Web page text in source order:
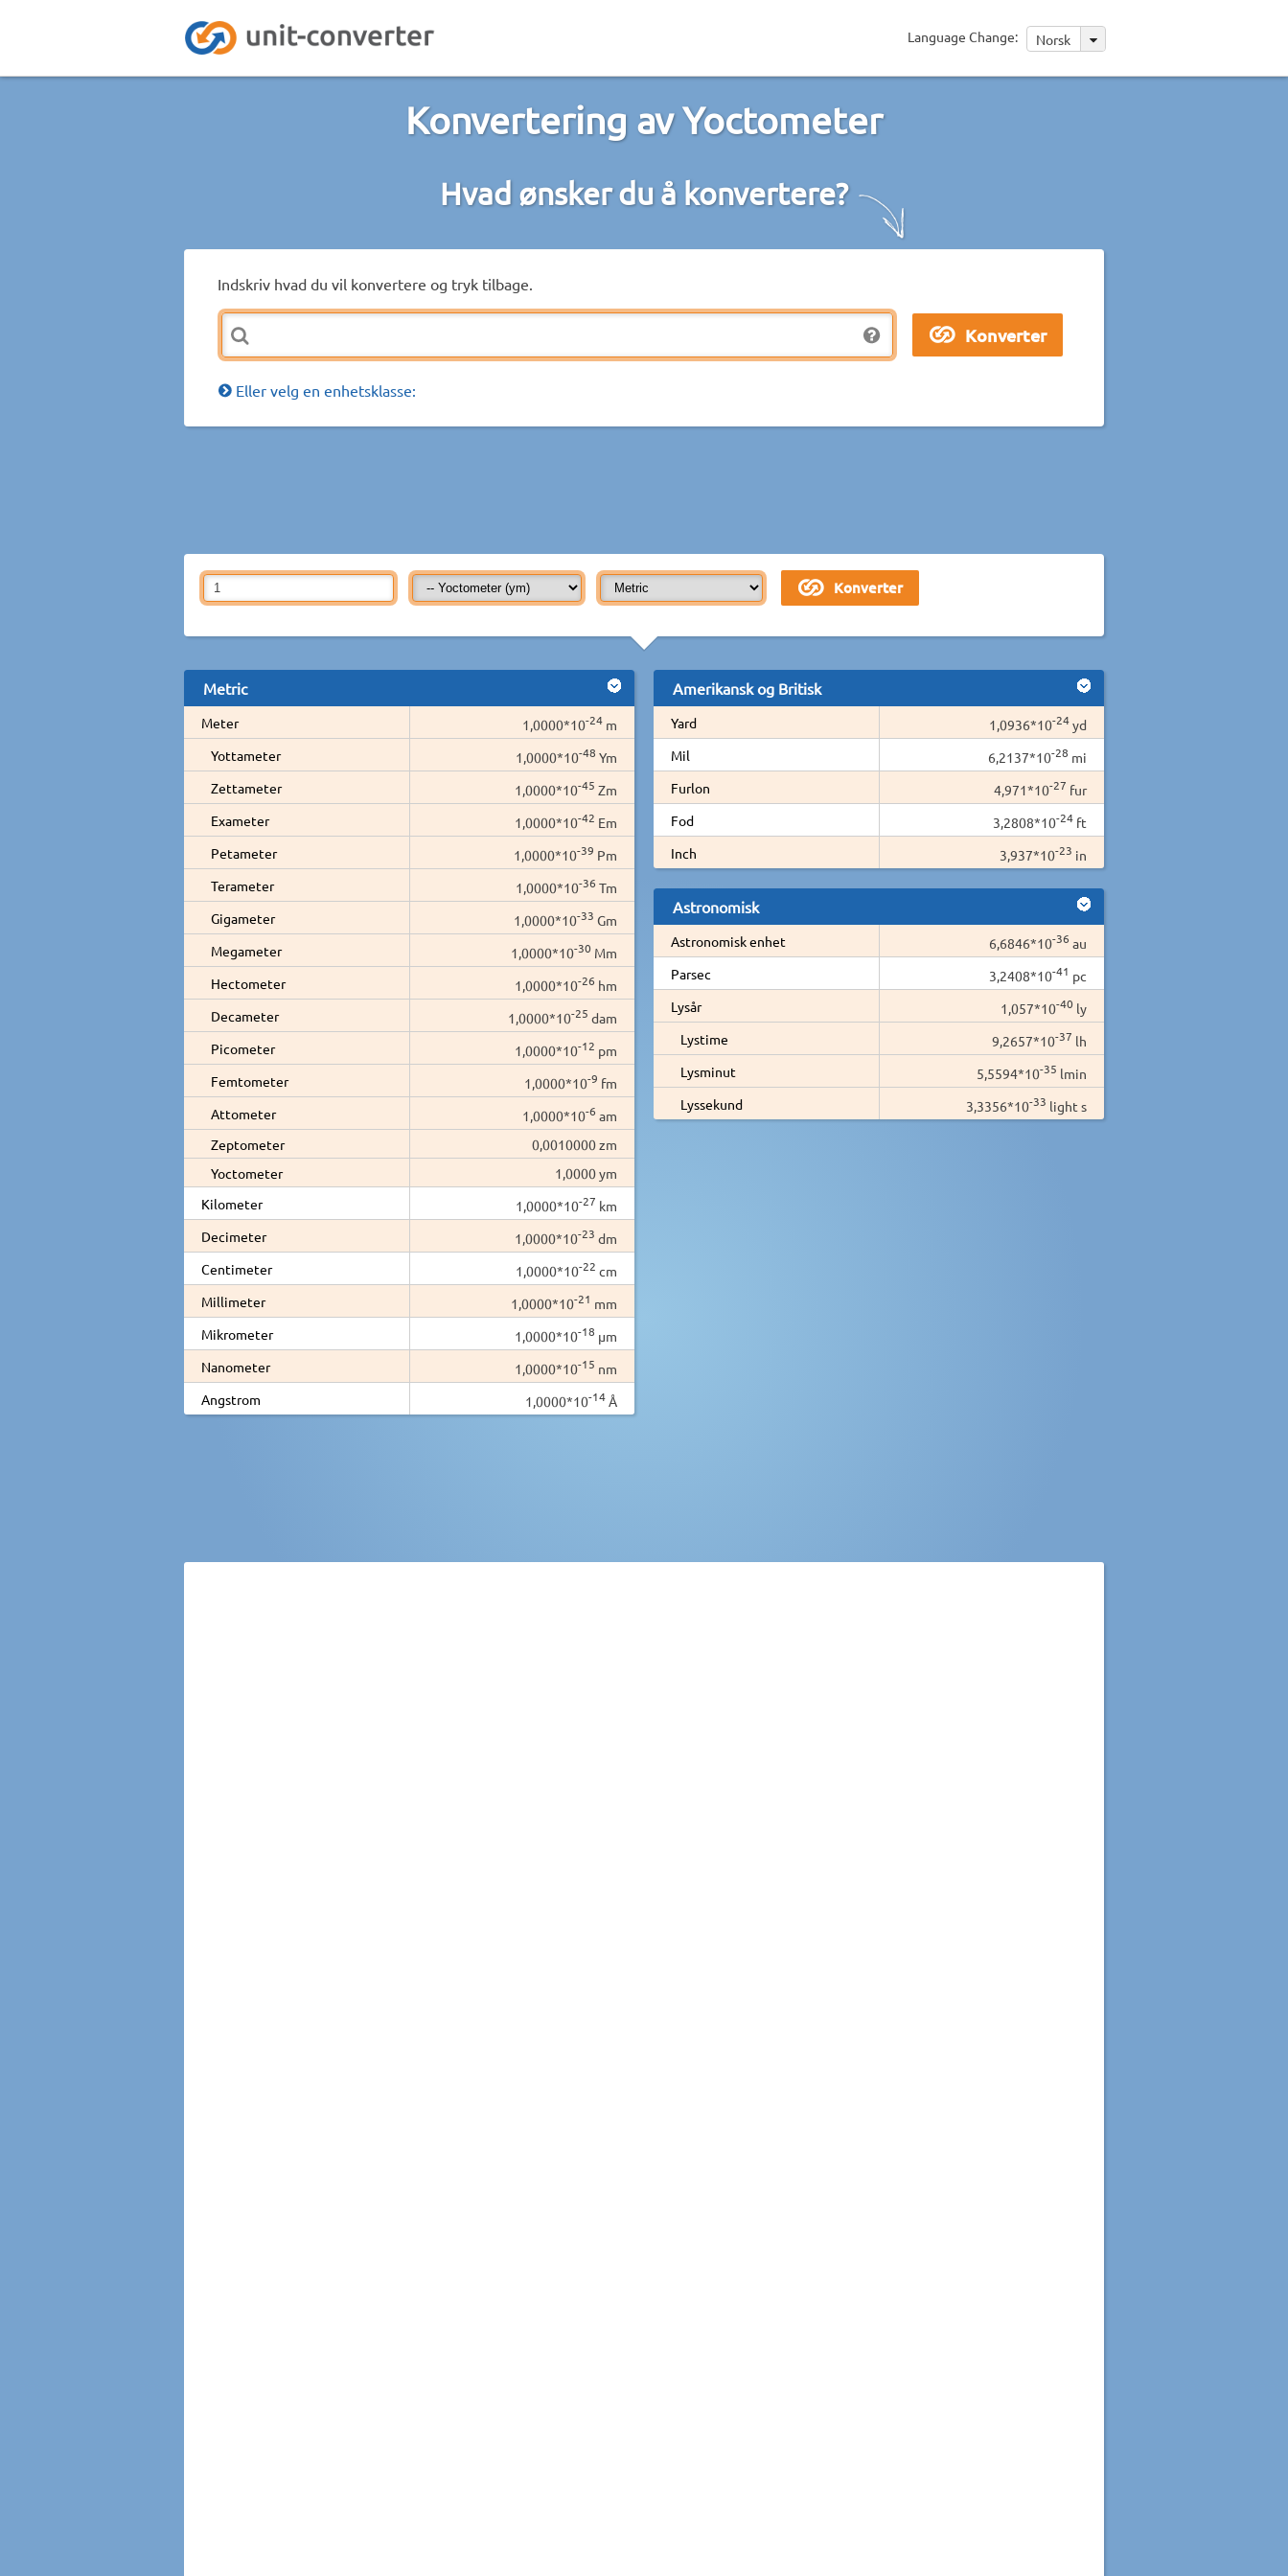
Language Change: Norsk
Konvertering av Yoctometer
Hvad ønsker du å konvertere?
Indskriv hvad du vil konvertere og tryk tilbage.
Eller velg en enhetsklasse:
Metric
Meter 1,0000*10-24 m
Yottameter
1,0000*10-48 Ym
Zettameter
1,0000*10-45 Zm
Exameter
1,0000*10-42 Em
Petameter
1,0000*10-39 Pm
Terameter
1,0000*10-36 Tm
Gigameter
1,0000*10-33 Gm
Megameter
1,0000*10-30 Mm
Hectometer
1,0000*10-26 hm
Decameter
1,0000*10-25 dam
Picometer
1,0000*10-12 pm
Femtometer
1,0000*10-9 fm
Attometer
1,0000*10-6 am
Zeptometer
0,0010000 zm
Yoctometer
1,0000 ym
Kilometer
1,0000*10-27 km
Decimeter
1,0000*10-23 dm
Centimeter
1,0000*10-22 cm
Millimeter
1,0000*10-21 mm
Mikrometer
1,0000*10-18 µm
Nanometer
1,0000*10-15 nm
Angstrom
1,0000*10-14Å
Amerikansk og Britisk
Yard 1,0936*10-24yd
Mil
6,2137*10-28 mi
Furlon
4,971*10-27 fur
Fod
3,2808*10-24ft
Inch
3,937*10-23 in
Astronomisk
Astronomisk enhet 6,6846*10-36 au
Parsec
3,2408*10-41 pc
Lysår
1,057*10-40 ly
Lystime
9,2657*10-37 lh
Lysminut
5,5594*10-35 lmin
Lyssekund
3,3356*10-33 light s